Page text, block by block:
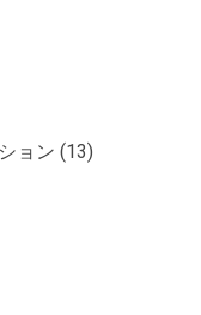
ョン (13)